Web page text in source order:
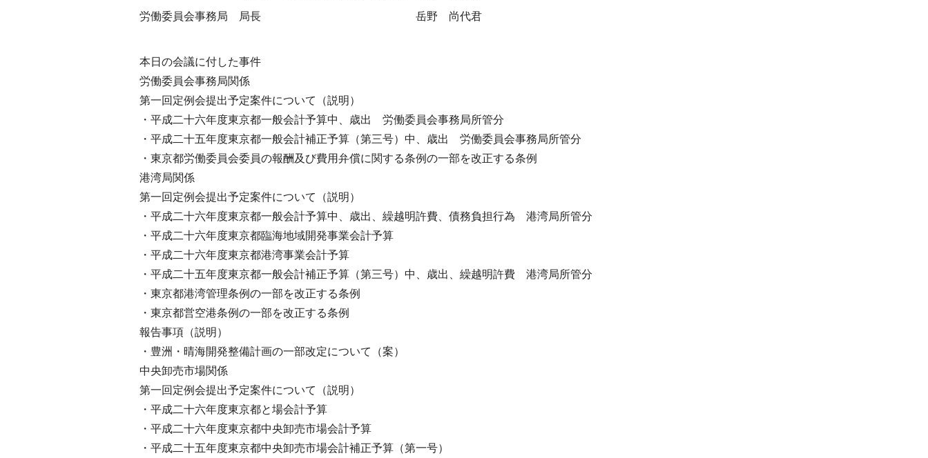
労働委員会事務局 局長 岳野 尚代君
本日の会議に付した事件
労働委員会事務局関係
第一回定例会提出予定案件について（説明）
・平成二十六年度東京都一般会計予算中、歳出 労働委員会事務局所管分
・平成二十五年度東京都一般会計補正予算（第三号）中、歳出 労働委員会事務局所管分
・東京都労働委員会委員の報酬及び費用弁償に関する条例の一部を改正する条例
港湾局関係
第一回定例会提出予定案件について（説明）
・平成二十六年度東京都一般会計予算中、歳出、繰越明許費、債務負担行為 港湾局所管分
・平成二十六年度東京都臨海地域開発事業会計予算
・平成二十六年度東京都港湾事業会計予算
・平成二十五年度東京都一般会計補正予算（第三号）中、歳出、繰越明許費 港湾局所管分
・東京都港湾管理条例の一部を改正する条例
・東京都営空港条例の一部を改正する条例
報告事項（説明）
・豊洲・晴海開発整備計画の一部改定について（案）
中央卸売市場関係
第一回定例会提出予定案件について（説明）
・平成二十六年度東京都と場会計予算
・平成二十六年度東京都中央卸売市場会計予算
・平成二十五年度東京都中央卸売市場会計補正予算（第一号）